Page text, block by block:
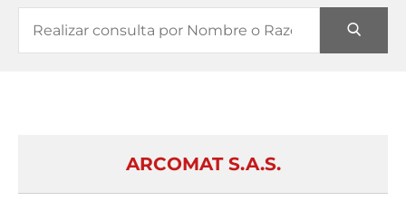
ARCOMAT S.A.S.